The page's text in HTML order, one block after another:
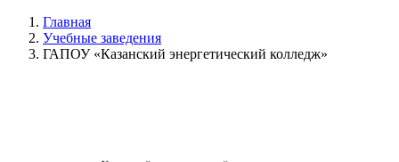
Главная
Учебные заведения
ГАПОУ «Казанский энергетический колледж»